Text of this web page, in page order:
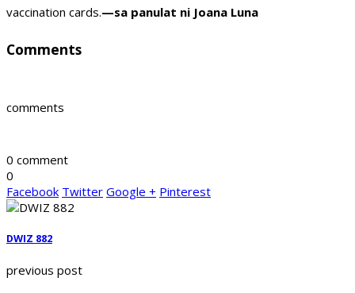
vaccination cards.—sa panulat ni Joana Luna
Comments
comments
0 comment
0
Facebook Twitter Google + Pinterest
DWIZ 882
previous post